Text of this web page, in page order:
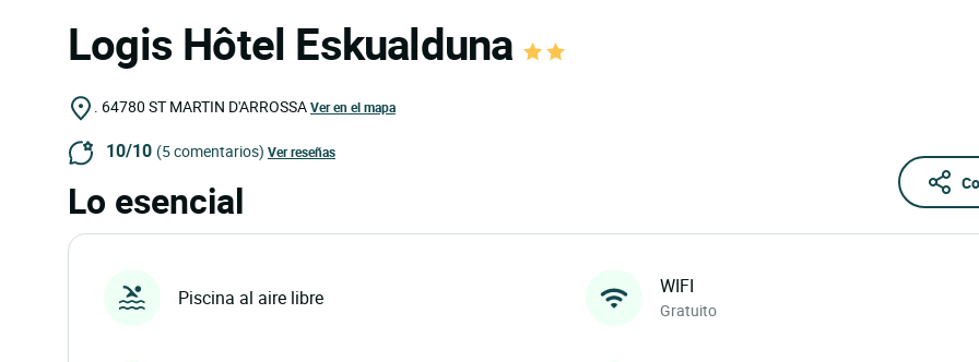
Logis Hôtel Eskualduna
. 64780 ST MARTIN D'ARROSSAVer en el mapa
10/10 (5 comentarios) Ver reseñas
Lo esencial
Piscina al aire libre WIFI
Gratuito